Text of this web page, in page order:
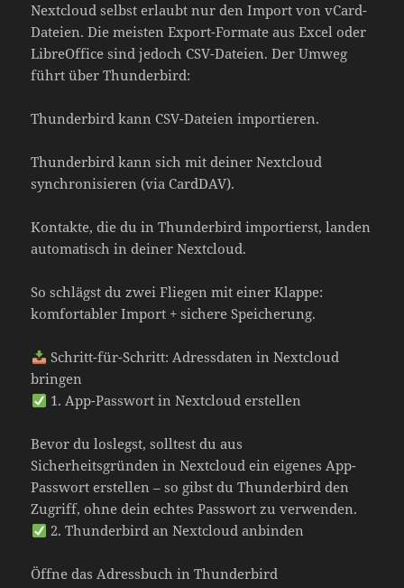
Nextcloud selbst erlaubt nur den Import von vCard-
Dateien. Die meisten Export-Formate aus Excel oder
LibreOffice sind jedoch CSV-Dateien. Der Umweg
führt über Thunderbird:
Thunderbird kann CSV-Dateien importieren.
Thunderbird kann sich mit deiner Nextcloud
synchronisieren (via CardDAV).
Kontakte, die du in Thunderbird importierst, landen
automatisch in deiner Nextcloud.
So schlägst du zwei Fliegen mit einer Klappe:
komfortabler Import + sichere Speicherung.
Schritt-für-Schritt: Adressdaten in Nextcloud
bringen
1. App-Passwort in Nextcloud erstellen
Bevor du loslegst, solltest du aus
Sicherheitsgründen in Nextcloud ein eigenes App-
Passwort erstellen – so gibst du Thunderbird den
Zugriff, ohne dein echtes Passwort zu verwenden.
2. Thunderbird an Nextcloud anbinden
Öffne das Adressbuch in Thunderbird